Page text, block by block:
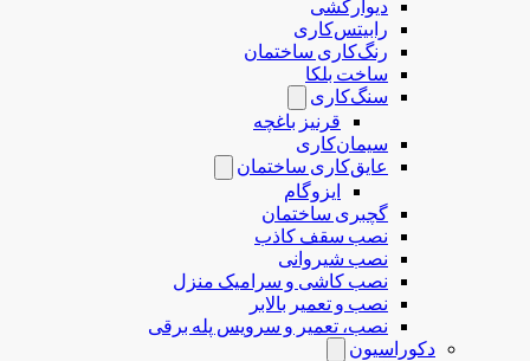
دیوارکشی
رابیتس‌کاری
رنگ‌کاری ساختمان
ساخت بلکا
سنگ‌کاری
قرنیز باغچه
سیمان‌کاری
عایق‌کاری ساختمان
ایزوگام
گچبری ساختمان
نصب سقف کاذب
نصب شیروانی
نصب کاشی و سرامیک منزل
نصب و تعمیر بالابر
نصب، تعمیر و سرویس پله برقی
دکوراسیون